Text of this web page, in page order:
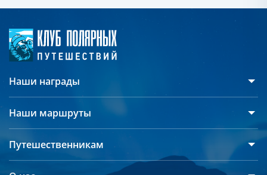
Наши награды
Наши маршруты
Арктика
Путешественникам